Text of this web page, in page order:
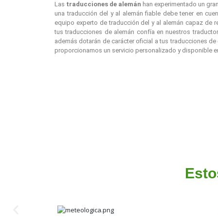
Las traducciones de alemán han experimentado un
una traducción del y al alemán fiable debe tener en
equipo experto de traducción del y al alemán capaz de
tus traducciones de alemán confía en nuestros
además dotarán de carácter oficial a tus traducciones
proporcionamos un servicio personalizado y disponible